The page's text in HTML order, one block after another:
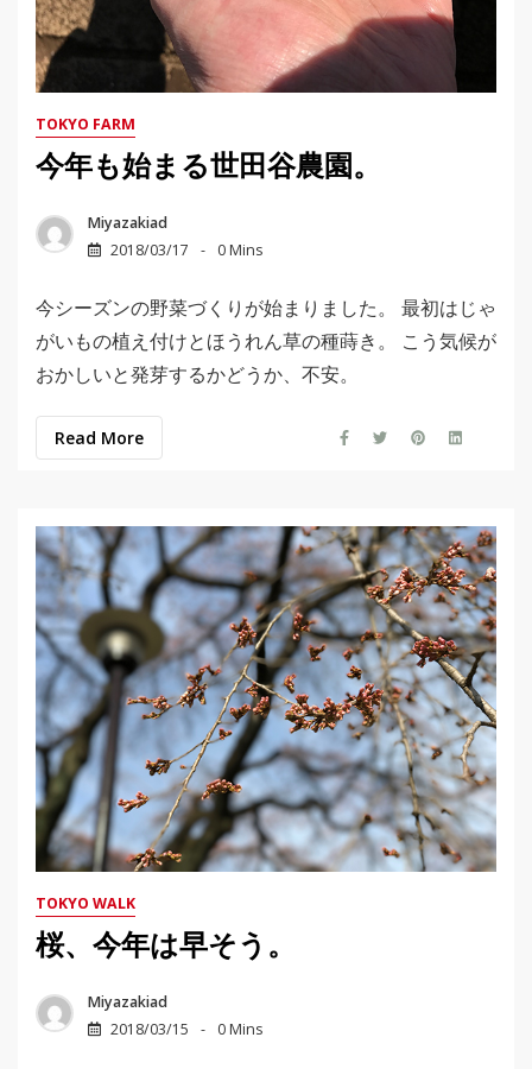
TOKYO FARM
今年も始まる世田谷農園。
Miyazakiad
2018/03/17
0 Mins
今シーズンの野菜づくりが始まりました。 最初はじゃ
がいもの植え付けとほうれん草の種蒔き。 こう気候が
おかしいと発芽するかどうか、不安。
Read More
TOKYO WALK
桜、今年は早そう。
Miyazakiad
2018/03/15
0 Mins